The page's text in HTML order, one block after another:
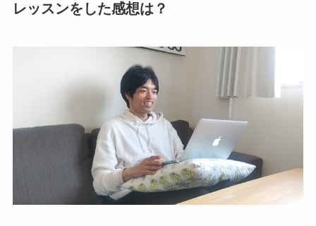
レッスンをした感想は？